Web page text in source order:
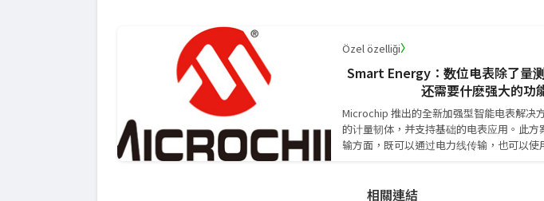
Özel özelliği〉
Smart Energy：数位电表除了量
还需要什麽强大的功
Microchip 推出的全新加强型智能电表解决
的计量韧体，并支持基础的电表应用。此方
输方面，既可以通过电力线传输，也可以使
相關連結